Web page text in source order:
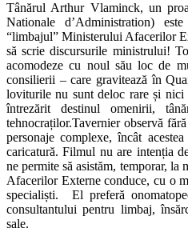
Tânărul Arthur Vlaminck, un
Nationale d’Administration)
“limbajul” Ministerului Afacerilor
să scrie discursurile ministrului!
acomodeze cu noul său loc de
consilierii – care gravitează în
loviturile nu sunt deloc rare și nici
întrezărit destinul omenirii,
tehnocraților.Tavernier observă
personaje complexe, încât
caricatură. Filmul nu are intenția
ne permite să asistăm, temporar,
Afacerilor Externe conduce, cu o
specialiști. El preferă
consultantului pentru limbaj,
sale.